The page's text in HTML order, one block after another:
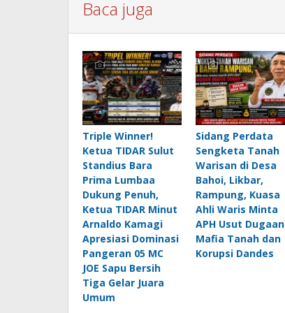
Baca juga
Triple Winner!
Ketua TIDAR Sulut
Standius Bara
Prima Lumbaa
Dukung Penuh,
Ketua TIDAR Minut
Arnaldo Kamagi
Apresiasi Dominasi
Pangeran 05 MC
JOE Sapu Bersih
Tiga Gelar Juara
Umum
Sidang Perdata
Sengketa Tanah
Warisan di Desa
Bahoi, Likbar,
Rampung, Kuasa
Ahli Waris Minta
APH Usut Dugaan
Mafia Tanah dan
Korupsi Dandes